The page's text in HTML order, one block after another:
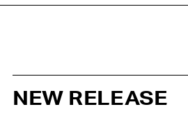
NEW RELEASE